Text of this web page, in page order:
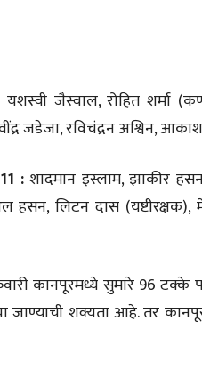
यशस्वी जैस्वाल, रोहित शर्मा
जडेजा, रविचंद्रन अश्विन,
:शादमान इस्लाम, झाकीर
लिटन दास
कानपूरमध्ये सुमारे 96
जाण्याची शक्यता आहे. तर